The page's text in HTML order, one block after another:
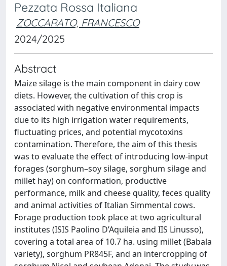
Pezzata Rossa Italiana
ZOCCARATO, FRANCESCO
2024/2025
Abstract
Maize silage is the main component in dairy cow
diets. However, the cultivation of this crop is
associated with negative environmental impacts
due to its high irrigation water requirements,
fluctuating prices, and potential mycotoxins
contamination. Therefore, the aim of this thesis
was to evaluate the effect of introducing low-input
forages (sorghum–soy silage, sorghum silage and
millet hay) on conformation, productive
performance, milk and cheese quality, feces quality
and animal activities of Italian Simmental cows.
Forage production took place at two agricultural
institutes (ISIS Paolino D’Aquileia and IIS Linusso),
covering a total area of 10.7 ha. using millet (Babala
variety), sorghum PR845F, and an intercropping of